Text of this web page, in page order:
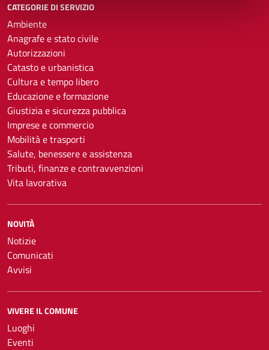
CATEGORIE DI SERVIZIO
Ambiente
Anagrafe e stato civile
Autorizzazioni
Catasto e urbanistica
Cultura e tempo libero
Educazione e formazione
Giustizia e sicurezza pubblica
Imprese e commercio
Mobilità e trasporti
Salute, benessere e assistenza
Tributi, finanze e contravvenzioni
Vita lavorativa
NOVITÀ
Notizie
Comunicati
Avvisi
VIVERE IL COMUNE
Luoghi
Eventi